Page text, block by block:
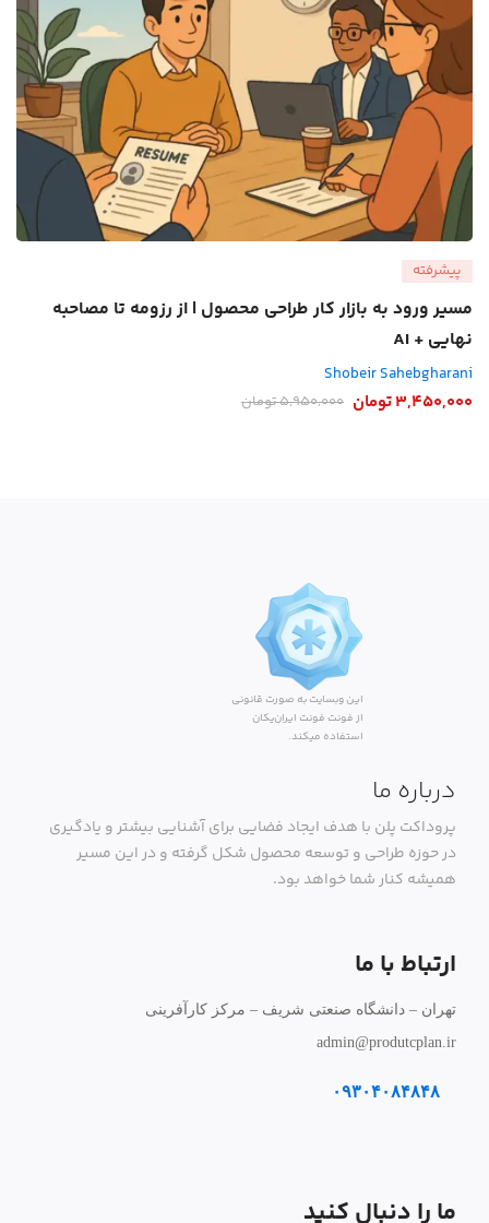
پیشرفته
مسیر ورود به بازار کار طراحی محصول | از رزومه تا مصاحبه
نهایی + AI
Shobeir Sahebgharani
3,450,000تومان 5,950,000تومان
درباره ما
پروداکت پلن با هدف ایجاد فضایی برای آشنایی بیشتر و یادگیری
در حوزه طراحی و توسعه محصول شکل گرفته و در این مسیر
همیشه کنار شما خواهد بود.
ارتباط با ما
تهران – دانشگاه صنعتی شریف – مرکز کارآفرینی
admin@produtcplan.ir
۰۹۳۰۴۰۸۴۸۴۸
ما را دنبال کنید
این وبسایت به صورت قانونی
از فونت فونت ایران‌یکان
استفاده میکند.